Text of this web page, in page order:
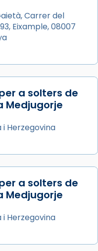
ha tingut lloc la
en agraïment al
visita apostòlica
el cardenal Joan
missa i l’ha
de Barcelona,
i
Carrer del
Eixample, 08007
a solters de
Medjugorje
i Herzegovina
a solters de
Medjugorje
i Herzegovina